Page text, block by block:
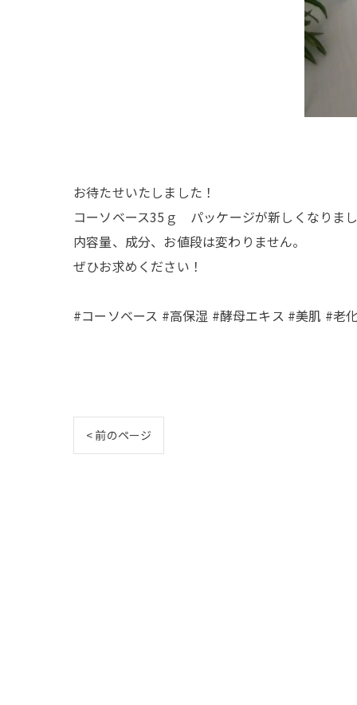
お待たせいたしました！
コーソベース35ｇ パッケージが新しくなりま
内容量、成分、お値段は変わりません。
ぜひお求めください！
#コーソベース #高保湿 #酵母エキス #美肌 #老
< 前のページ